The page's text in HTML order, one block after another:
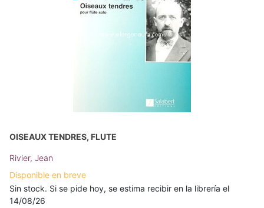
OISEAUX TENDRES, FLUTE
Rivier, Jean
Disponible en breve
Sin stock. Si se pide hoy, se estima recibir en la librería el
14/08/26